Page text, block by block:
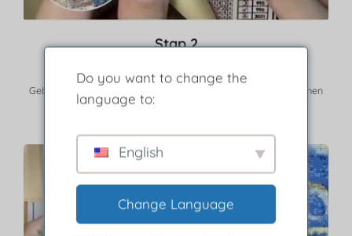
Stap 2
Verwijder de beschermlaag.
Gebruik de legenda om oefeningen te vinden die overeenkomen
met kleur en symbool.
Do you want to change the
language to:
English
Change Language